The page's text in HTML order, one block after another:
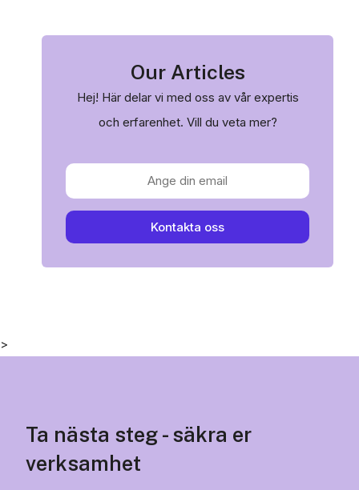
Our Articles
Hej! Här delar vi med oss av vår expertis
och erfarenhet. Vill du veta mer?
Kontakta oss
>
Ta nästa steg - säkra er
verksamhet